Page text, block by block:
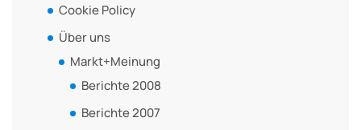
Cookie Policy
Über uns
Markt+Meinung
Berichte 2008
Berichte 2007